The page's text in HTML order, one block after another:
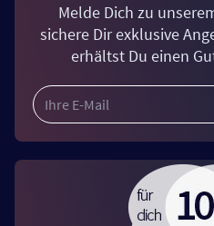
Melde Dich zu
sichere Dir exklusive
erhältst Du einen